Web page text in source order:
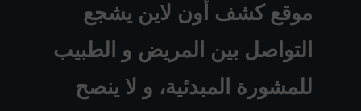
موقع كشف أون لاين يشجع
التواصل بين المريض و الطبيب
للمشورة المبدئية، و لا ينصح